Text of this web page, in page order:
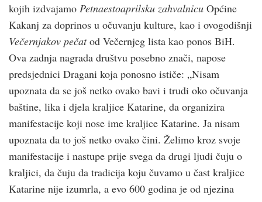
kojih izdvajamo Petnaestoaprilsku zahvalnicu Općine
Kakanj za doprinos u očuvanju kulture, kao i ovogodišnji
Večernjakov pečatod Večernjeg lista kao ponos BiH.
Ova zadnja nagrada društvu posebno znači, napose
predsjednici Dragani koja ponosno ističe: „Nisam
upoznata da se još netko ovako bavi i trudi oko očuvanja
baštine, lika i djela kraljice Katarine, da organizira
manifestacije koji nose ime kraljice Katarine. Ja nisam
upoznata da to još netko ovako čini. Želimo kroz svoje
manifestacije i nastupe prije svega da drugi ljudi čuju o
kraljici, da čuju da tradicija koju čuvamo u čast kraljice
Katarine nije izumrla, a evo 600 godina je od njezina